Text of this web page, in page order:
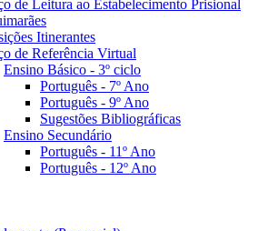
de Leitura ao Estabelecimento Prisional
Itinerantes
de Referência Virtual
Ensino Básico - 3º ciclo
Português - 7º Ano
Português - 9º Ano
Sugestões Bibliográficas
Ensino Secundário
Português - 11º Ano
Português - 12º Ano